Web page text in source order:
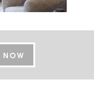
NOW